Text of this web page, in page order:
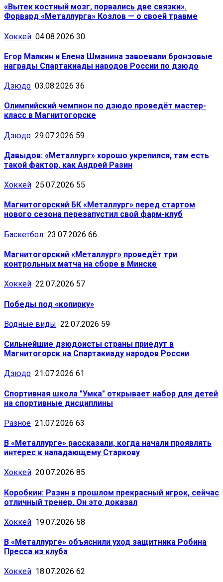
«Вытек костный мозг, порвались две связки».
Форвард «Металлурга» Козлов — о своей травме
Хоккей 04.08.2026 30
Егор Малкин и Елена Шманина завоевали бронзовые
награды Спартакиады народов России по дзюдо
Дзюдо 03.08.2026 36
Олимпийский чемпион по дзюдо проведёт мастер-
класс в Магнитогорске
Дзюдо 29.07.2026 59
Давыдов: «Металлург» хорошо укрепился, там есть
такой фактор, как Андрей Разин
Хоккей 25.07.2026 55
Магнитогорский БК «Металлург» перед стартом
нового сезона перезапустил свой фарм-клуб
Баскетбол 23.07.2026 66
Магнитогорский «Металлург» проведёт три
контрольных матча на сборе в Минске
Хоккей 22.07.2026 57
Победы под «копирку»
Водные виды 22.07.2026 59
Сильнейшие дзюдоисты страны приедут в
Магнитогорск на Спартакиаду народов России
Дзюдо 21.07.2026 61
Спортивная школа "Умка" открывает набор для детей
на спортивные дисциплины
Разное 21.07.2026 63
В «Металлурге» рассказали, когда начали проявлять
интерес к нападающему Старкову
Хоккей 20.07.2026 85
Коробкин: Разин в прошлом прекрасный игрок, сейчас
отличный тренер. Он это доказал
Хоккей 19.07.2026 58
В «Металлурге» объяснили уход защитника Робина
Пресса из клуба
Хоккей 18.07.2026 62